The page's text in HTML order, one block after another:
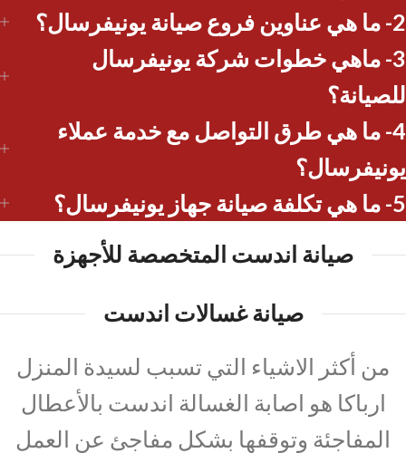
2- ما هي عناوين فروع صيانة يونيفرسال؟
3- ماهي خطوات شركة يونيفرسال
للصيانة؟
4- ما هي طرق التواصل مع خدمة عملاء
يونيفرسال؟
5- ما هي تكلفة صيانة جهاز يونيفرسال؟
صيانة اندست المتخصصة للأجهزة
صيانة غسالات اندست
من أكثر الاشياء التي تسبب لسيدة المنزل
ارباكا هو اصابة الغسالة اندست بالأعطال
المفاجئة وتوقفها بشكل مفاجئ عن العمل